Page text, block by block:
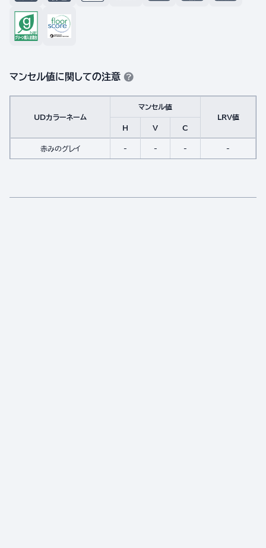
マンセル値に関しての注意
UDカラーネーム
マンセル値
LRV値
H
V C
赤みのグレイ - - - -